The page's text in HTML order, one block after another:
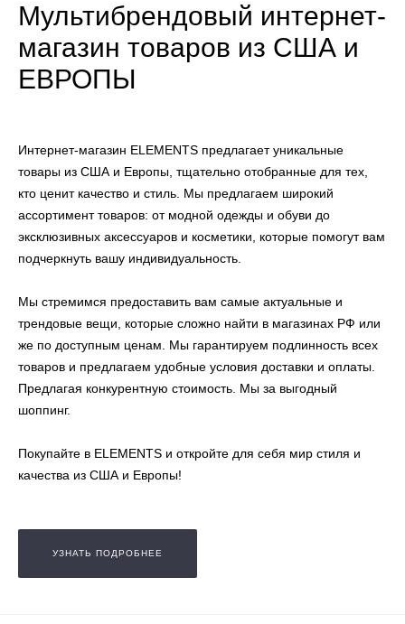
Мультибрендовый интернет-
магазин товаров из США и
ЕВРОПЫ
Интернет-магазин ELEMENTS предлагает уникальные
товары из США и Европы, тщательно отобранные для тех,
кто ценит качество и стиль. Мы предлагаем широкий
ассортимент товаров: от модной одежды и обуви до
эксклюзивных аксессуаров и косметики, которые помогут вам
подчеркнуть вашу индивидуальность.
Мы стремимся предоставить вам самые актуальные и
трендовые вещи, которые сложно найти в магазинах РФ или
же по доступным ценам. Мы гарантируем подлинность всех
товаров и предлагаем удобные условия доставки и оплаты.
Предлагая конкурентную стоимость. Мы за выгодный
шоппинг.
Покупайте в ELEMENTS и откройте для себя мир стиля и
качества из США и Европы!
УЗНАТЬ ПОДРОБНЕЕ